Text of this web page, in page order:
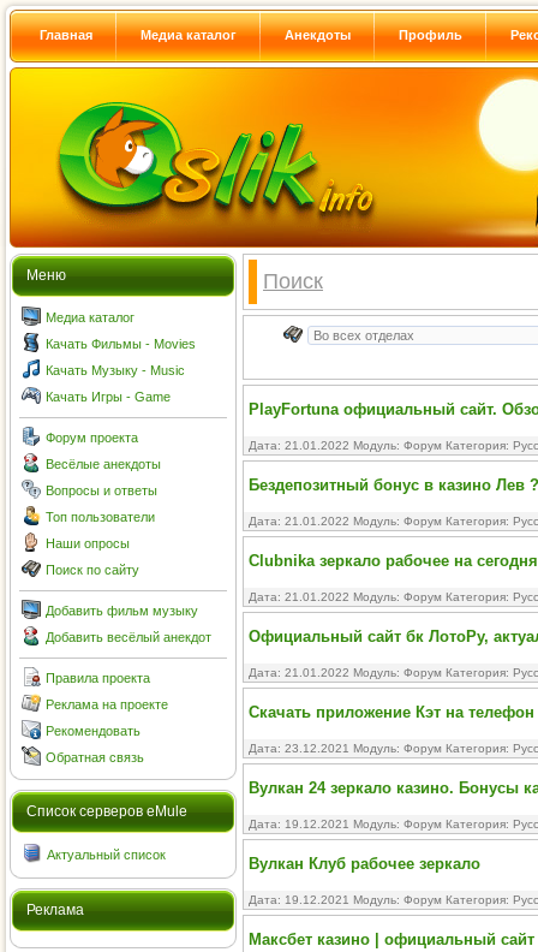
Главная Медиа каталог Анекдоты Профиль
Меню
Медиа каталог
Качать Фильмы - Movies
Качать Музыку - Music
Качать Игры - Game
Форум проекта
Весёлые анекдоты
Вопросы и ответы
Топ пользователи
Наши опросы
Поиск по сайту
Добавить фильм музыку
Добавить весёлый анекдот
Правила проекта
Реклама на проекте
Рекомендовать
Обратная связь
Cписок серверов eMule
Актуальный список
Реклама
Поиск
PlayFortuna официальный сайт.
Дата: 21.01.2022 Модуль: Форум Категория:
Бездепозитный бонус в казино Лев
Дата: 21.01.2022 Модуль: Форум Категория:
Clubnika зеркало рабочее на
Дата: 21.01.2022 Модуль: Форум Категория:
Официальный сайт бк ЛотоРу,
Дата: 21.01.2022 Модуль: Форум Категория:
Скачать приложение Кэт на
Дата: 23.12.2021 Модуль: Форум Категория:
Вулкан 24 зеркало казино. Бонусы
Дата: 19.12.2021 Модуль: Форум Категория:
Вулкан Клуб рабочее зеркало
Дата: 19.12.2021 Модуль: Форум Категория:
Максбет казино | официальный